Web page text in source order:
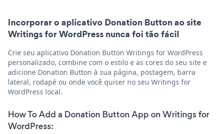
Incorporar o aplicativo Donation Button ao site
Writings for WordPress nunca foi tão fácil
Crie seu aplicativo Donation Button Writings for WordPress
personalizado, combine com o estilo e as cores do seu site e
adicione Donation Button à sua página, postagem, barra
lateral, rodapé ou onde você quiser no seu Writings for
WordPress local.
How To Add a Donation Button App on Writings for
WordPress: